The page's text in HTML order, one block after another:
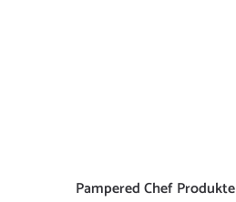
Pampered Chef Produkte